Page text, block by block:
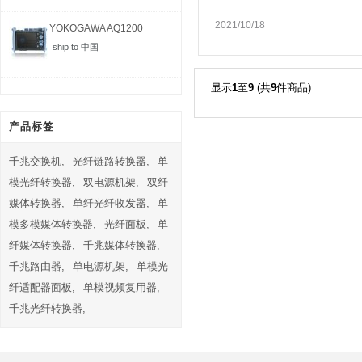
YOKOGAWA AQ1200
MFT-...
ship to 中国
产品标签
千兆交换机, 光纤链路转换器,
单
模光纤转换器,
双电源机架,
双纤
媒体转换器,
单纤光纤收发器,
单
模多模媒体转换器,
光纤面板,
单
纤媒体转换器,
千兆媒体转换器,
千兆路由器,
单电源机架,
单模光
纤适配器面板,
单模视频复用器,
千兆光纤转换器,
LC跳线
2021/10/18
显示1至9 (共9件商品)